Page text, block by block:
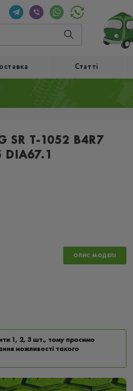
Статті
SR T-1052 B4R7
DIA67.1
ОПИС МОДЕЛІ
1, 2, 3 шт., тому просимо
можливості такого